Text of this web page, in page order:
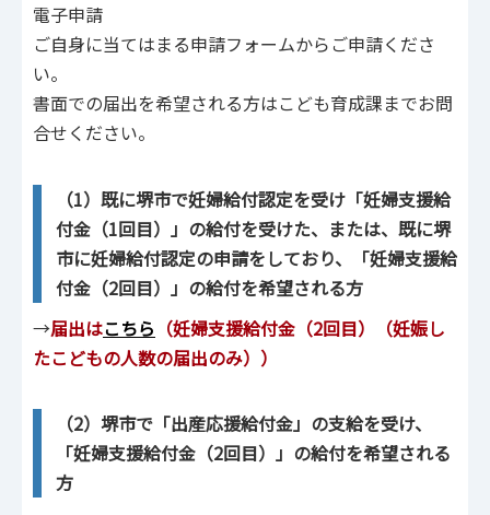
電子申請
ご自身に当てはまる申請フォームからご申請くださ
い。
書面での届出を希望される方はこども育成課までお問
合せください。
（1）既に堺市で妊婦給付認定を受け「妊婦支援給
付金（1回目）」の給付を受けた、または、既に堺
市に妊婦給付認定の申請をしており、「妊婦支援給
付金（2回目）」の給付を希望される方
→届出はこちら （妊婦支援給付金（2回目）（妊娠し
たこどもの人数の届出のみ））
（2）堺市で「出産応援給付金」の支給を受け、
「妊婦支援給付金（2回目）」の給付を希望される
方